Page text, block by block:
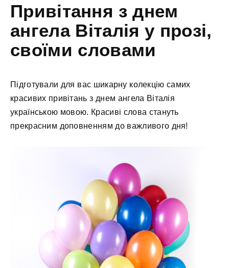
Привітання з днем
ангела Віталія у прозі,
своїми словами
Підготували для вас шикарну колекцію самих
красивих привітань з днем ангела Віталія
українською мовою. Красиві слова стануть
прекрасним доповненням до важливого дня!